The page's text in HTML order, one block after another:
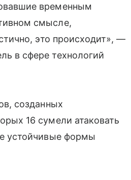
временным
смысле,
это происходит», —
в сфере технологий
созданных
16 сумели атаковать
устойчивые формы